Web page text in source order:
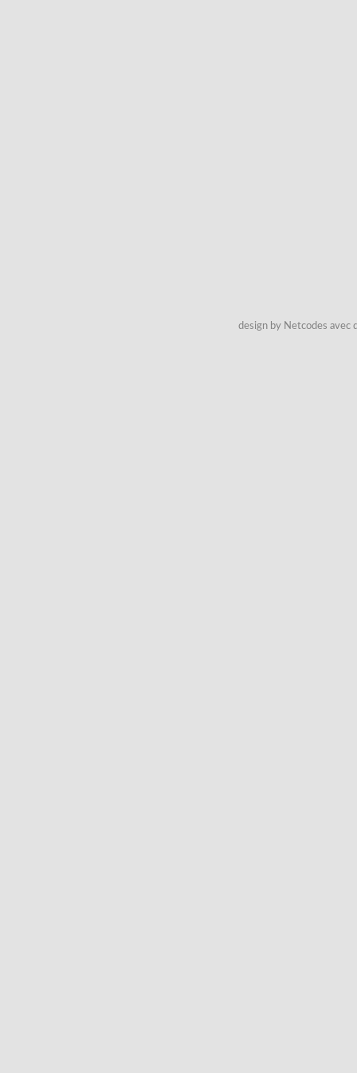
design by Netcodes avec